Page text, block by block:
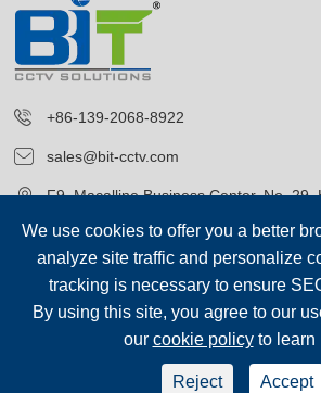
+86-139-2068-8922
sales@bit-cctv.com
F9, Macalline Business Center, No. 29,
District, Tianjin, China
Blue Icon (Tianjin) Technology Co.,
We use cookies to offer you a better
analyze site traffic and personalize
tracking is necessary to ensure
By using this site, you agree to our
our cookie policyto learn
Reject Accept